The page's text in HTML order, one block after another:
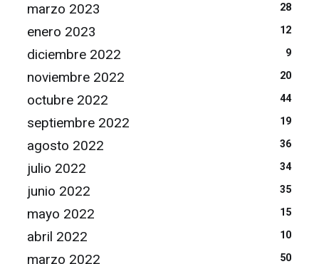
marzo 2023 28
enero 2023 12
diciembre 2022 9
noviembre 2022 20
octubre 2022 44
septiembre 2022 19
agosto 2022 36
julio 2022 34
junio 2022 35
mayo 2022 15
abril 2022 10
marzo 2022 50